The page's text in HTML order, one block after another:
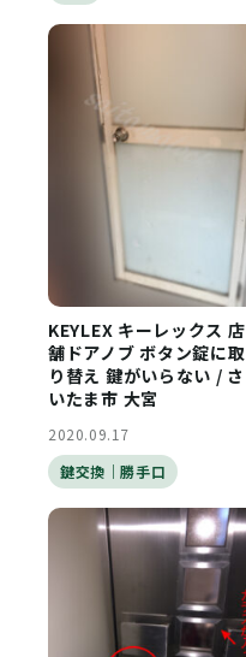
KEYLEX キーレックス 店
舗ドアノブ ボタン錠に取
り替え 鍵がいらない / さ
いたま市 大宮
2020.09.17
鍵交換｜勝手口